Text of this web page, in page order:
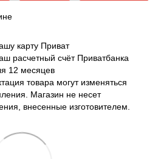
карту Приват
расчетный счёт Приватбанка
12 месяцев
товара могут изменяться
Магазин не несет
внесенные изготовителем.